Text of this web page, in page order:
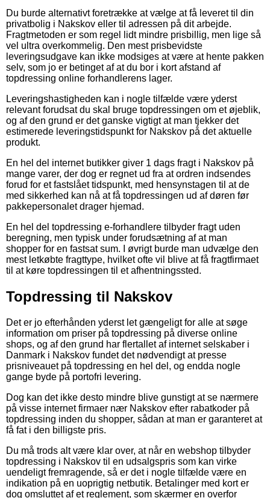
Du burde alternativt foretrække at vælge at få leveret til din
privatbolig i Nakskov eller til adressen på dit arbejde.
Fragtmetoden er som regel lidt mindre prisbillig, men lige så
vel ultra overkommelig. Den mest prisbevidste
leveringsudgave kan ikke modsiges at være at hente pakken
selv, som jo er betinget af at du bor i kort afstand af
topdressing online forhandlerens lager.
Leveringshastigheden kan i nogle tilfælde være yderst
relevant forudsat du skal bruge topdressingen om et øjeblik,
og af den grund er det ganske vigtigt at man tjekker det
estimerede leveringstidspunkt for Nakskov på det aktuelle
produkt.
En hel del internet butikker giver 1 dags fragt i Nakskov på
mange varer, der dog er regnet ud fra at ordren indsendes
forud for et fastslået tidspunkt, med hensynstagen til at de
med sikkerhed kan nå at få topdressingen ud af døren før
pakkepersonalet drager hjemad.
En hel del topdressing e-forhandlere tilbyder fragt uden
beregning, men typisk under forudsætning af at man
shopper for en fastsat sum. I øvrigt burde man udvælge den
mest letkøbte fragttype, hvilket ofte vil blive at få fragtfirmaet
til at køre topdressingen til et afhentningssted.
Topdressing til Nakskov
Det er jo efterhånden yderst let gængeligt for alle at søge
information om priser på topdressing på diverse online
shops, og af den grund har flertallet af internet selskaber i
Danmark i Nakskov fundet det nødvendigt at presse
prisniveauet på topdressing en hel del, og endda nogle
gange byde på portofri levering.
Dog kan det ikke desto mindre blive gunstigt at se nærmere
på visse internet firmaer nær Nakskov efter rabatkoder på
topdressing inden du shopper, sådan at man er garanteret at
få fat i den billigste pris.
Du må trods alt være klar over, at når en webshop tilbyder
topdressing i Nakskov til en udsalgspris som kan virke
uendeligt fremragende, så er det i nogle tilfælde være en
indikation på en uoprigtig netbutik. Betalinger med kort er
dog omsluttet af et reglement, som skærmer en overfor